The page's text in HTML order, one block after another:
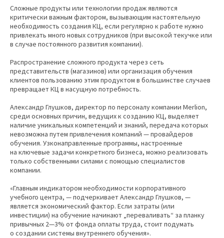
Сложные продукты или технологии продаж являются
критически важным фактором, вызывающим настоятельную
необходимость создания КЦ, если регулярно к работе нужно
привлекать много новых сотрудников (при высокой текучке или
в случае постоянного развития компании).
Распространение сложного продукта через сеть
представительств (магазинов) или организация обучения
клиентов пользованию этим продуктом в большинстве случаев
превращает КЦ в насущную потребность.
Александр Глушков, директор по персоналу компании Merlion,
среди основных причин, ведущих к созданию КЦ, выделяет
наличие уникальных компетенций и знаний, передача которых
невозможна путем привлечения компаний — провайдеров
обучения. Узконаправленные программы, настроенные
на ключевые задачи конкретного бизнеса, можно реализовать
только собственными силами с помощью специалистов
компании.
«Главным индикатором необходимости корпоративного
учебного центра, — подчеркивает Александр Глушков, —
является экономический фактор. Если затраты (или
инвестиции) на обучение начинают „переваливать“ за планку
привычных 2—3% от фонда оплаты труда, стоит подумать
о создании системы внутреннего обучения».